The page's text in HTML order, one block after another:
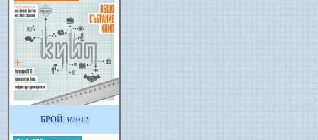
БРОЙ 3/2012